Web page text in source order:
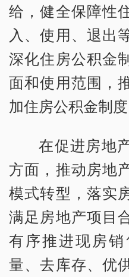
给，健全保障性
入、使用、退出
深化住房公积金
面和使用范围，
加住房公积金制度
在促进房地
方面，推动房地
模式转型，落实
满足房地产项目
有序推进现房
量、去库存、优